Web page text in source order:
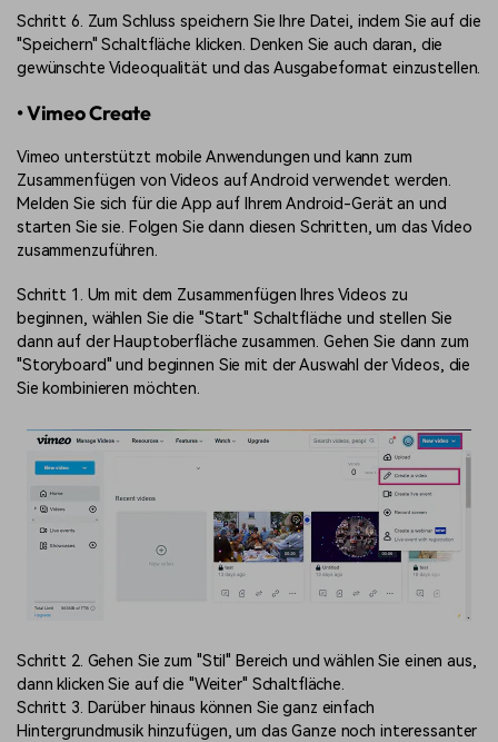
Schritt 6. Zum Schluss speichern Sie Ihre Datei, indem Sie auf die
"Speichern" Schaltfläche klicken. Denken Sie auch daran, die
gewünschte Videoqualität und das Ausgabeformat einzustellen.
• Vimeo Create
Vimeo unterstützt mobile Anwendungen und kann zum
Zusammenfügen von Videos auf Android verwendet werden.
Melden Sie sich für die App auf Ihrem Android-Gerät an und
starten Sie sie. Folgen Sie dann diesen Schritten, um das Video
zusammenzuführen.
Schritt 1. Um mit dem Zusammenfügen Ihres Videos zu
beginnen, wählen Sie die "Start" Schaltfläche und stellen Sie
dann auf der Hauptoberfläche zusammen. Gehen Sie dann zum
"Storyboard" und beginnen Sie mit der Auswahl der Videos, die
Sie kombinieren möchten.
Schritt 2. Gehen Sie zum "Stil" Bereich und wählen Sie einen aus,
dann klicken Sie auf die "Weiter" Schaltfläche.
Schritt 3. Darüber hinaus können Sie ganz einfach
Hintergrundmusik hinzufügen, um das Ganze noch interessanter